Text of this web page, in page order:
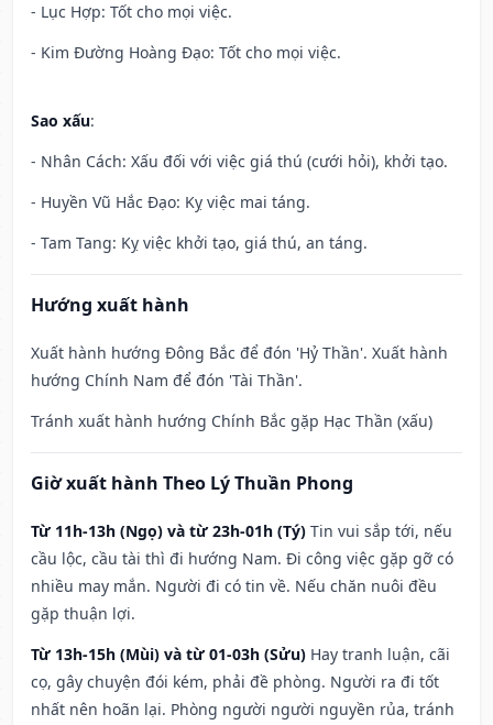
- Lục Hợp: Tốt cho mọi việc.
- Kim Đường Hoàng Đạo: Tốt cho mọi việc.
Sao xấu:
- Nhân Cách: Xấu đối với việc giá thú (cưới hỏi), khởi tạo.
- Huyền Vũ Hắc Đạo: Kỵ việc mai táng.
- Tam Tang: Kỵ việc khởi tạo, giá thú, an táng.
Hướng xuất hành
Xuất hành hướng Đông Bắc để đón 'Hỷ Thần'. Xuất hành
hướng Chính Nam để đón 'Tài Thần'.
Tránh xuất hành hướng Chính Bắc gặp Hạc Thần (xấu)
Giờ xuất hành Theo Lý Thuần Phong
Từ 11h-13h (Ngọ) và từ 23h-01h (Tý) Tin vui sắp tới, nếu
cầu lộc, cầu tài thì đi hướng Nam. Đi công việc gặp gỡ có
nhiều may mắn. Người đi có tin về. Nếu chăn nuôi đều
gặp thuận lợi.
Từ 13h-15h (Mùi) và từ 01-03h (Sửu) Hay tranh luận, cãi
cọ, gây chuyện đói kém, phải đề phòng. Người ra đi tốt
nhất nên hoãn lại. Phòng người người nguyền rủa, tránh